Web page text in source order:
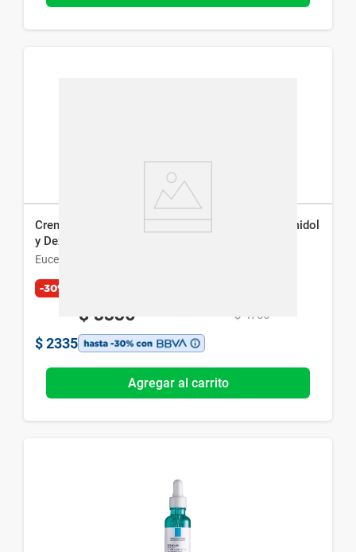
Crema de Noche Eucerin Anti-Pigment con Thiamidol
y Dexpantenol x 50 ml
Eucerin
-30%
$ 3336 $ 4766
$ 2335
Agregar al carrito